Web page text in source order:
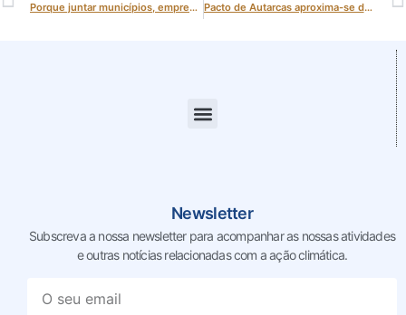
Porque juntar municípios, empresas, finanças e políticas públicas? A lógica por trás da 2.ª Conferência Internacional Cidades pelo Clima Pacto de Autarcas aproxima-se das 12 mil cidades, mas persistem desafios na concretização das metas climáticas
Newsletter
Subscreva a nossa newsletter para acompanhar as nossasatividades
e outras notícias relacionadas com a ação climática.